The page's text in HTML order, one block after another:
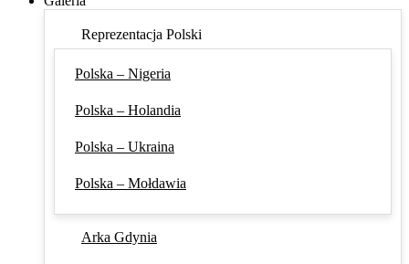
Reprezentacja Polski
Polska – Nigeria
Polska – Holandia
Polska – Ukraina
Polska – Mołdawia
Arka Gdynia